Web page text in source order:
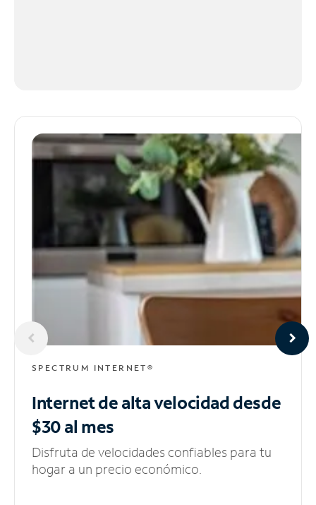
SPECTRUM INTERNET®
Internet de alta velocidaddesde
$30 al mes
Disfruta de velocidades confiables para tu
hogar a un precio económico.